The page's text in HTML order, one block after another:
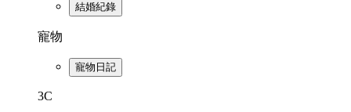
結婚紀錄
寵物
寵物日記
3C